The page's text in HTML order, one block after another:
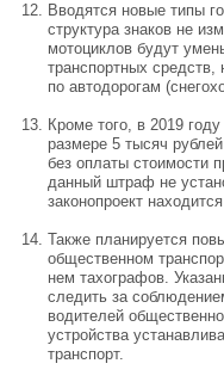
Вводятся новые типы
структура знаков не
мотоциклов будут
транспортных
по автодорогам
Кроме того, в 2019
размере 5 тысяч
без оплаты стоимости
данный штраф не
законопроект
Также планируется
общественном
нем тахографов.
следить за
водителей
устройства
транспорт.